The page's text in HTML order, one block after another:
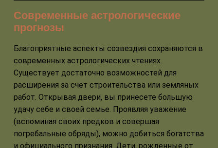
Современные астрологические
прогнозы
Благоприятные аспекты созвездия сохраняются в
современных астрологических чтениях.
Существует достаточно возможностей для
расширения за счет строительства или земляных
работ. Открывая двери, вы принесете большую
удачу себе и своей семье. Проявляя уважение
(вспоминая своих предков и совершая
погребальные обряды), можно добиться богатства
и официального признания. Дети, рожденные от